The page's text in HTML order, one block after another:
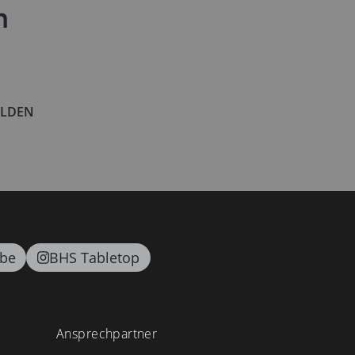
BHS Tabletop
Ansprechpartner